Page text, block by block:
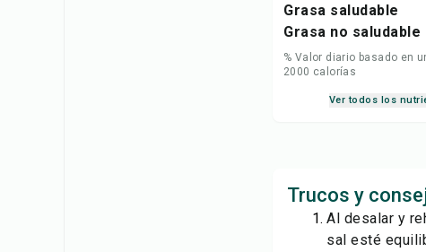
Grasa saludable
Grasa no saludable
% Valor diario basado en
2000 calorías
Ver todos los
Trucos y
Al desalar y
sal esté